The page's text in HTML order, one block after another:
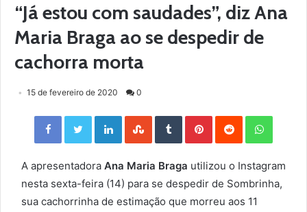
“Já estou com saudades”, diz Ana
Maria Braga ao se despedir de
cachorra morta
15 de fevereiro de 2020 0
Facebook Twitter LinkedIn StumbleUpon Tumblr Pinterest Reddit
A apresentadora Ana Maria Braga utilizou o Instagram
nesta sexta-feira (14) para se despedir de Sombrinha,
sua cachorrinha de estimação que morreu aos 11